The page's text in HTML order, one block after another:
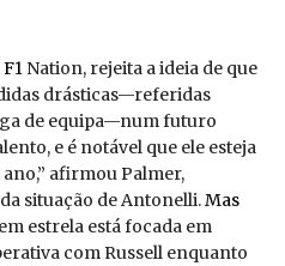
F1 Nation, rejeita a ideia de que
drásticas—referidas
de equipa—num futuro
e é notável que ele esteja
afirmou Palmer,
situação de Antonelli.Mas
estrela está focada em
com Russell enquanto